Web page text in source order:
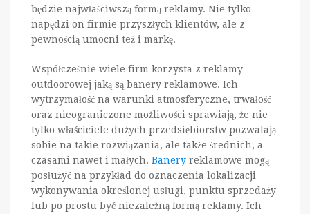
będzie najwłaściwszą formą reklamy. Nie tylko
napędzi on firmie przyszłych klientów, ale z
pewnością umocni też i markę.
Współcześnie wiele firm korzysta z reklamy
outdoorowej jaką są banery reklamowe. Ich
wytrzymałość na warunki atmosferyczne, trwałość
oraz nieograniczone możliwości sprawiają, że nie
tylko właściciele dużych przedsiębiorstw pozwalają
sobie na takie rozwiązania, ale także średnich, a
czasami nawet i małych. Banery reklamowe mogą
posłużyć na przykład do oznaczenia lokalizacji
wykonywania określonej usługi, punktu sprzedaży
lub po prostu być niezależną formą reklamy. Ich